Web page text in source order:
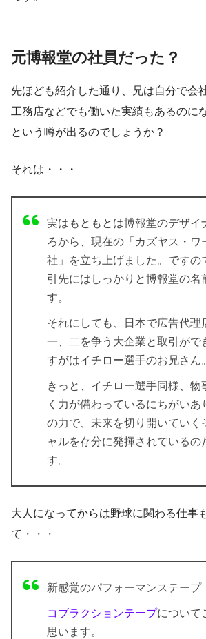
元博報堂の社員だった？
先ほども紹介した通り、兄は自分で会
工務店などでも働いた実績もあるのに
という噂が出るのでしょうか？
それは・・・
実はもともとは博報堂のデザイ
ろから、現在の「カズヤス・ワ
社」を立ち上げました。ですの
引先にはしっかりと博報堂の名
す。
それにしても、日本で広告代理
一、二を争う大企業と取引がで
すがはイチロー選手のお兄さん。
きっと、 イチロー選手同様、物
く力が備わっているにちがいあ
の力で、未来を切り開いていく
ャルを存分に発揮されているの
す。
大人になってからは野球に関わる仕事
て・・・
新感覚のパフォーマンステープ
コブラクションテープについて
思います。